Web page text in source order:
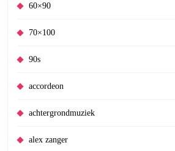
60×90
70×100
90s
accordeon
achtergrondmuziek
alex zanger